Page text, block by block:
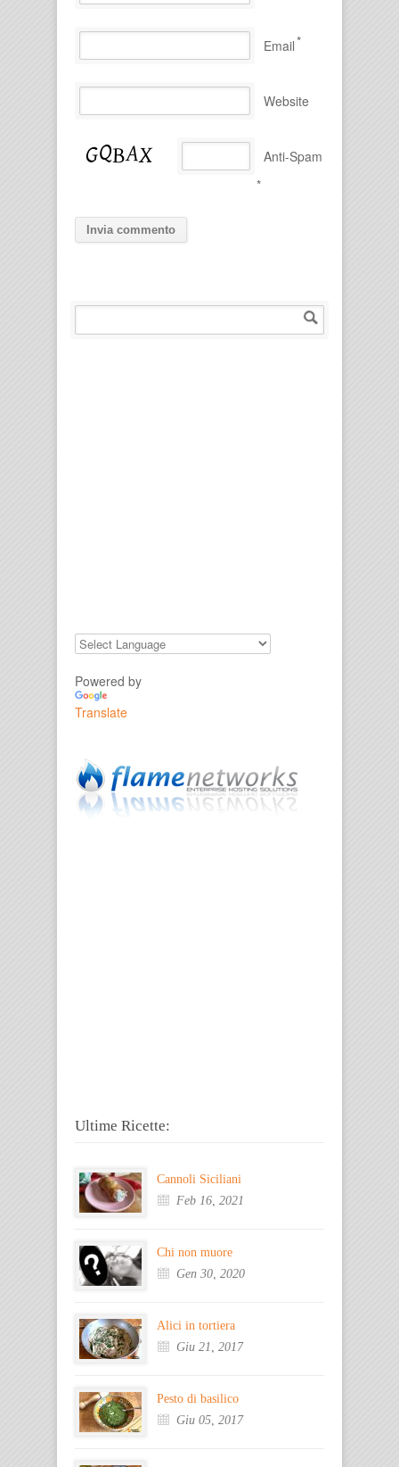
Email*
Website
Anti-Spam
*
Powered by
Translate
Ultime Ricette:
Cannoli Siciliani
Feb 16, 2021
Chi non muore
Gen 30, 2020
Alici in tortiera
Giu 21, 2017
Pesto di basilico
Giu 05, 2017